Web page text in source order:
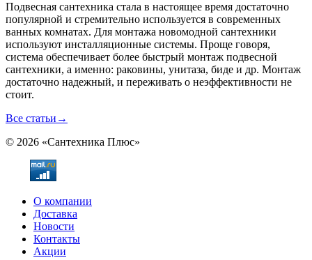
Подвесная сантехника стала в настоящее время достаточно
популярной и стремительно используется в современных
ванных комнатах. Для монтажа новомодной сантехники
используют инсталляционные системы. Проще говоря,
система обеспечивает более быстрый монтаж подвесной
сантехники, а именно: раковины, унитаза, биде и др. Монтаж
достаточно надежный, и переживать о неэффективности не
стоит.
Все статьи →
© 2026 «Сантехника Плюс»
О компании
Доставка
Новости
Контакты
Акции